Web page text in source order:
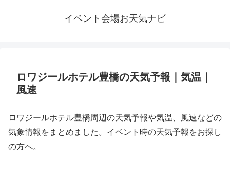
イベント会場お天気ナビ
ロワジールホテル豊橋の天気予報｜気温｜
風速
ロワジールホテル豊橋周辺の天気予報や気温、風速などの
気象情報をまとめました。イベント時の天気予報をお探し
の方へ。